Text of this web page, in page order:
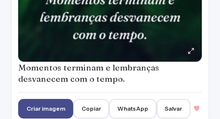
Momentos terminam e lembranças
desvanecem com o tempo.
Criar imagem Copiar WhatsApp Salvar